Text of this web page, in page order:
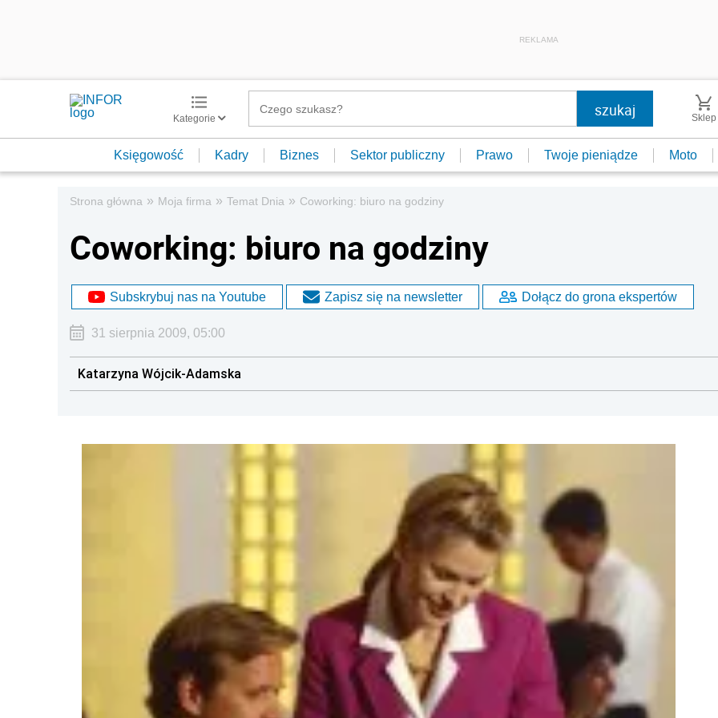
REKLAMA
Kategorie Sklep
Księgowość Kadry Biznes Sektor publiczny Prawo Twoje pieniądze Moto
Strona główna » Moja firma » Temat Dnia » Coworking: biuro na godziny
Coworking: biuro na godziny
Subskrybuj nas na Youtube Zapisz się na newsletter Dołącz do grona ekspertów
31 sierpnia 2009, 05:00
Katarzyna Wójcik-Adamska